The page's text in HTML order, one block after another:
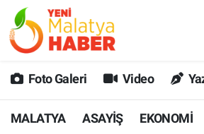
Foto Galeri Video
MALATYA ASAYİŞ EKONOMİ
MALATYA
GÜNCEL
Malatya Nöbetçi Eczaneler
MALATYA Namaz Vakitleri